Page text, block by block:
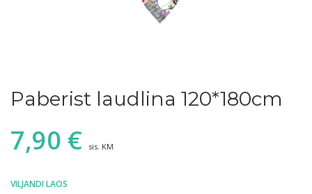
Paberist laudlina 120*180cm
7,90 € sis. KM
VILJANDI LAOS